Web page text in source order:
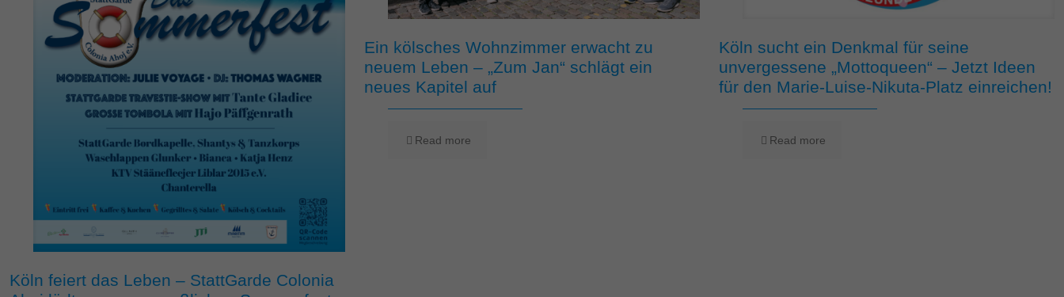
Köln feiert das Leben – StattGarde Colonia
Ein kölsches Wohnzimmer erwacht zu
neuem Leben – „Zum Jan“ schlägt ein
neues Kapitel auf
Read more
Köln sucht ein Denkmal für seine
unvergessene „Mottoqueen“ – Jetzt Ideen
für den Marie-Luise-Nikuta-Platz einreichen!
Read more